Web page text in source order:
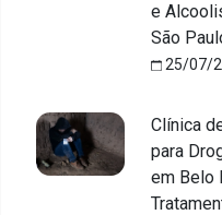
e
São
25/07/
Clínica
para
em Belo